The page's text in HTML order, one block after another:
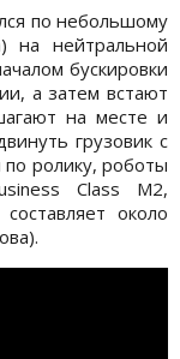
по небольшому
на нейтральной
бускировки
а затем встают
на месте и
грузовик с
ролику, роботы
Class M2,
около